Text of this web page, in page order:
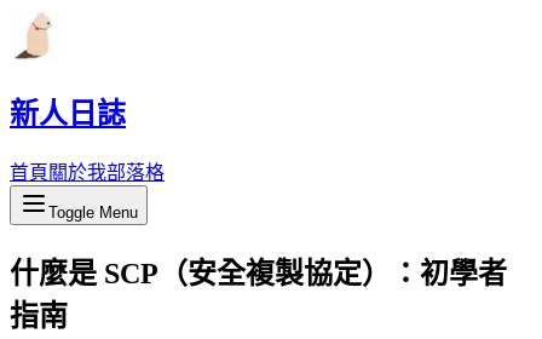
新人日誌
首頁 關於我部落格
Toggle Menu
什麼是 SCP（安全複製協定）：初學者
指南